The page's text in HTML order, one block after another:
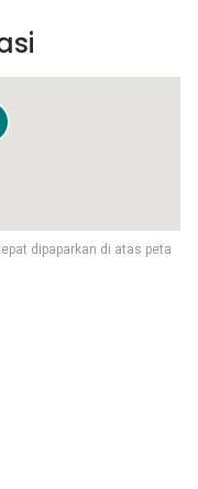
dipaparkan di atas peta